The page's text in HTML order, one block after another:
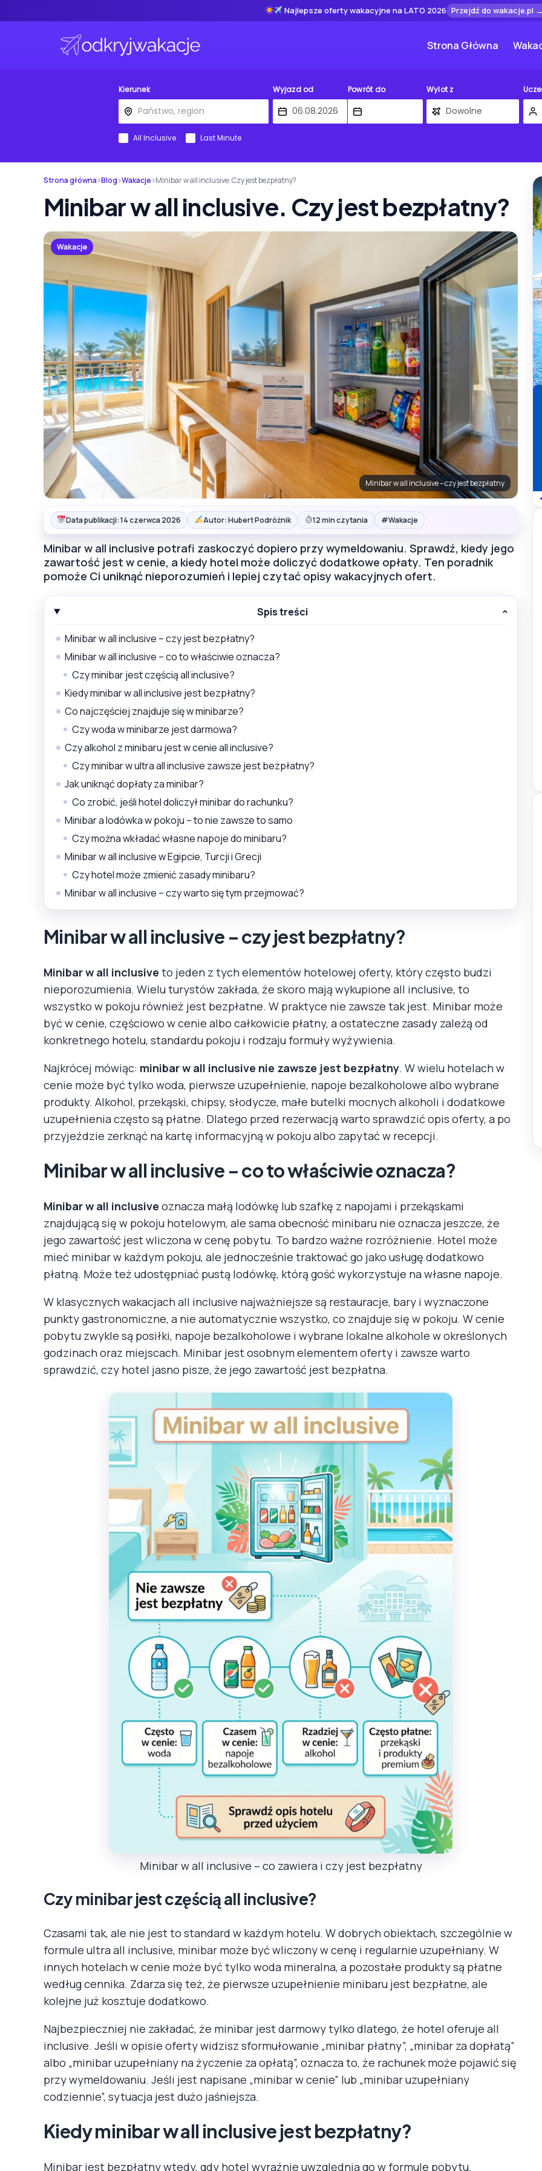
Najlepsze oferty wakacyjne na LATO 2026 Przejdź do wakacje.pl
Strona Główna
Kierunek Wyjazd od Powrót do Wylot z
All Inclusive Last Minute
Strona główna›Blog›Wakacje›Minibar w all inclusive. Czy jest bezpłatny?
Minibar w all inclusive. Czy jest bezpłatny?
Wakacje
Minibar w all inclusive – czy jest bezpłatny
Data publikacji: 14 czerwca 2026 Autor: Hubert Podróżnik 12 min czytania #Wakacje
Minibar w all inclusive potrafi zaskoczyć dopiero przy wymeldowaniu. Sprawdź, kiedy jego
zawartość jest w cenie, a kiedy hotel może doliczyć dodatkowe opłaty. Ten poradnik
pomoże Ci uniknąć nieporozumień i lepiej czytać opisy wakacyjnych ofert.
Spis treści
Minibar w all inclusive – czy jest bezpłatny?
Minibar w all inclusive – co to właściwie oznacza?
Czy minibar jest częścią all inclusive?
Kiedy minibar w all inclusive jest bezpłatny?
Co najczęściej znajduje się w minibarze?
Czy woda w minibarze jest darmowa?
Czy alkohol z minibaru jest w cenie all inclusive?
Czy minibar w ultra all inclusive zawsze jest bezpłatny?
Jak uniknąć dopłaty za minibar?
Co zrobić, jeśli hotel doliczył minibar do rachunku?
Minibar a lodówka w pokoju – to nie zawsze to samo
Czy można wkładać własne napoje do minibaru?
Minibar w all inclusive w Egipcie, Turcji i Grecji
Czy hotel może zmienić zasady minibaru?
Minibar w all inclusive – czy warto się tym przejmować?
Minibar w all inclusive – czy jest bezpłatny?
Minibar w all inclusive to jeden z tych elementów hotelowej oferty, który często budzi
nieporozumienia. Wielu turystów zakłada, że skoro mają wykupione all inclusive, to
wszystko w pokoju również jest bezpłatne. W praktyce nie zawsze tak jest. Minibar może
być w cenie, częściowo w cenie albo całkowicie płatny, a ostateczne zasady zależą od
konkretnego hotelu, standardu pokoju i rodzaju formuły wyżywienia.
Najkrócej mówiąc: minibar w all inclusive nie zawsze jest bezpłatny. W wielu hotelach w
cenie może być tylko woda, pierwsze uzupełnienie, napoje bezalkoholowe albo wybrane
produkty. Alkohol, przekąski, chipsy, słodycze, małe butelki mocnych alkoholi i dodatkowe
uzupełnienia często są płatne. Dlatego przed rezerwacją warto sprawdzić opis oferty, a po
przyjeździe zerknąć na kartę informacyjną w pokoju albo zapytać w recepcji.
Minibar w all inclusive – co to właściwie oznacza?
Minibar w all inclusive oznacza małą lodówkę lub szafkę z napojami i przekąskami
znajdującą się w pokoju hotelowym, ale sama obecność minibaru nie oznacza jeszcze, że
jego zawartość jest wliczona w cenę pobytu. To bardzo ważne rozróżnienie. Hotel może
mieć minibar w każdym pokoju, ale jednocześnie traktować go jako usługę dodatkowo
płatną. Może też udostępniać pustą lodówkę, którą gość wykorzystuje na własne napoje.
W klasycznych wakacjach all inclusive najważniejsze są restauracje, bary i wyznaczone
punkty gastronomiczne, a nie automatycznie wszystko, co znajduje się w pokoju. W cenie
pobytu zwykle są posiłki, napoje bezalkoholowe i wybrane lokalne alkohole w określonych
godzinach oraz miejscach. Minibar jest osobnym elementem oferty i zawsze warto
sprawdzić, czy hotel jasno pisze, że jego zawartość jest bezpłatna.
Minibar w all inclusive – co zawiera i czy jest bezpłatny
Czy minibar jest częścią all inclusive?
Czasami tak, ale nie jest to standard w każdym hotelu. W dobrych obiektach, szczególnie w
formule ultra all inclusive, minibar może być wliczony w cenę i regularnie uzupełniany. W
innych hotelach w cenie może być tylko woda mineralna, a pozostałe produkty są płatne
według cennika. Zdarza się też, że pierwsze uzupełnienie minibaru jest bezpłatne, ale
kolejne już kosztuje dodatkowo.
Najbezpieczniej nie zakładać, że minibar jest darmowy tylko dlatego, że hotel oferuje all
inclusive. Jeśli w opisie oferty widzisz sformułowanie „minibar płatny”, „minibar za dopłatą”
albo „minibar uzupełniany na życzenie za opłatą”, oznacza to, że rachunek może pojawić się
przy wymeldowaniu. Jeśli jest napisane „minibar w cenie” lub „minibar uzupełniany
codziennie”, sytuacja jest dużo jaśniejsza.
Kiedy minibar w all inclusive jest bezpłatny?
Minibar jest bezpłatny wtedy, gdy hotel wyraźnie uwzględnia go w formule pobytu.